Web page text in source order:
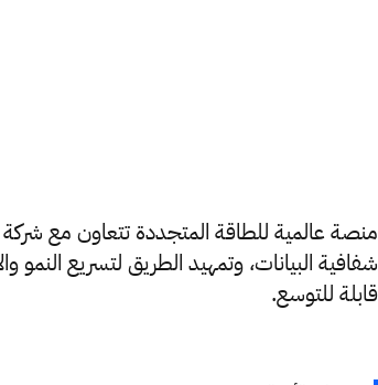
شفافية البيانات، وتمهيد الطريق لتسريع النمو
قابلة للتوسع.